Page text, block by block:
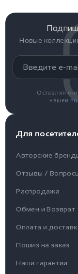
Контакты
Часы работы поддержки
Для
Информация
Для
Авторские
Отзывы /
Распродажа
Обмен и Возврат
Оплата и
Пошив на заказ
Наши гарантии
Новые
Оставляя e-
нашей